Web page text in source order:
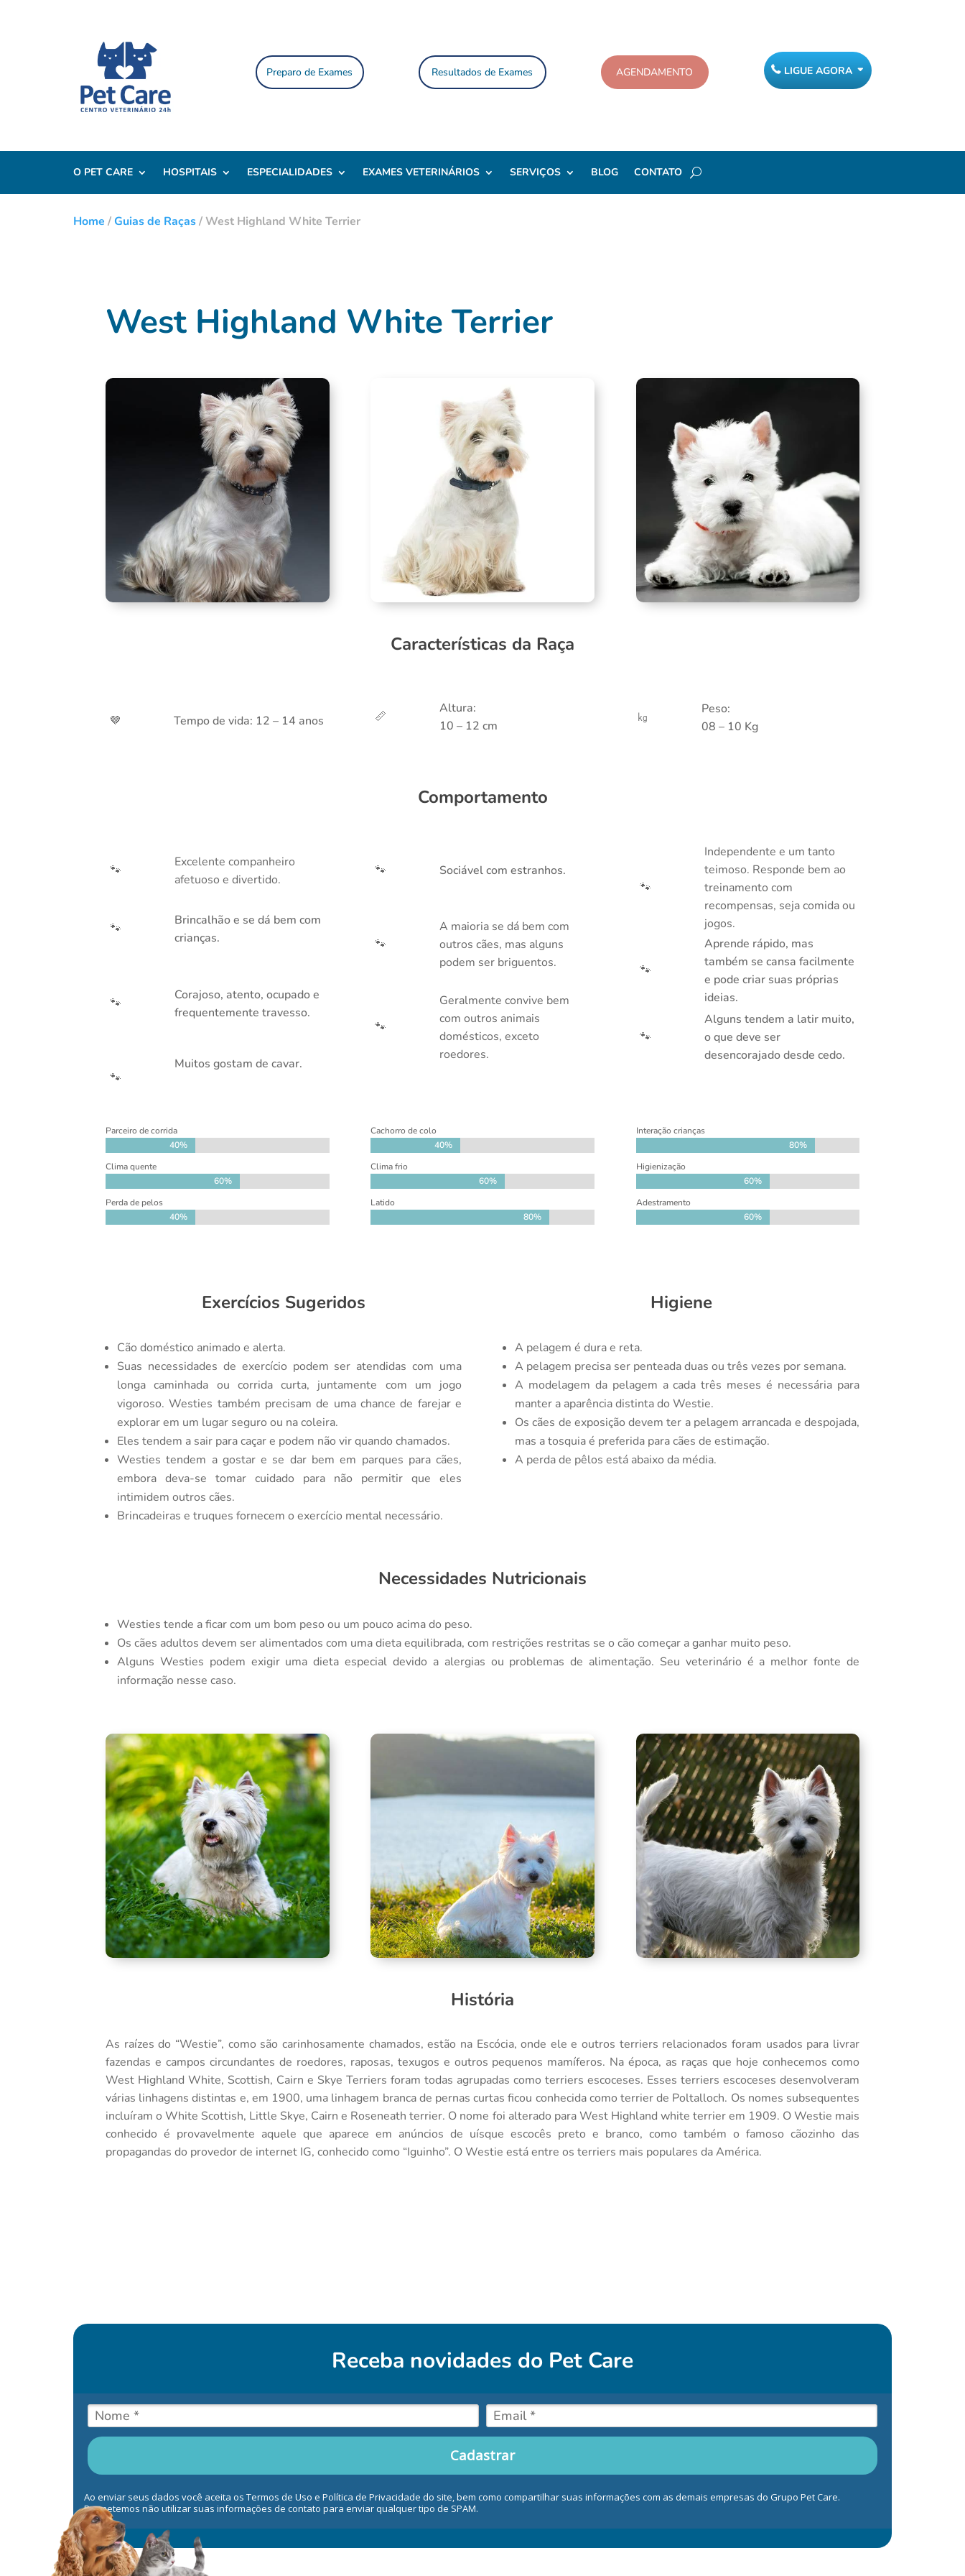
Preparo de Exames Resultados de Exames AGENDAMENTO LIGUE AGORA
O PET CARE HOSPITAIS ESPECIALIDADES EXAMES VETERINÁRIOS SERVIÇOS BLOG CONTATO
Home /Guias de Raças/ West Highland White Terrier
West Highland White Terrier
Características da Raça
🤎 Tempo de vida: 12 – 14 anos 📏
Altura:
10 – 12 cm
㎏
Peso:
08 – 10 Kg
Comportamento
🐾
Excelente companheiro
afetuoso e divertido.
🐾
Brincalhão e se dá bem com
crianças.
🐾
Corajoso, atento, ocupado e
frequentemente travesso.
🐾
Muitos gostam de cavar.
🐾 Sociável com estranhos.
🐾
A maioria se dá bem com
outros cães, mas alguns
podem ser briguentos.
🐾
Geralmente convive bem
com outros animais
domésticos, exceto
roedores.
🐾
Independente e um tanto
teimoso. Responde bem ao
treinamento com
recompensas, seja comida ou
jogos.
🐾
Aprende rápido, mas
também se cansa facilmente
e pode criar suas próprias
ideias.
🐾
Alguns tendem a latir muito,
o que deve ser
desencorajado desde cedo.
Parceiro de corrida
40%
40%
Clima quente
60%
60%
Perda de pelos
40%
40%
Cachorro de colo
40%
40%
Clima frio
60%
60%
Latido
80%
80%
Interação crianças
80%
80%
Higienização
60%
60%
Adestramento
60%
60%
Exercícios Sugeridos
Cão doméstico animado e alerta.
Suas necessidades de exercício podem ser atendidas com uma
longa caminhada ou corrida curta, juntamente com um jogo
vigoroso. Westies também precisam de uma chance de farejar e
explorar em um lugar seguro ou na coleira.
Eles tendem a sair para caçar e podem não vir quando chamados.
Westies tendem a gostar e se dar bem em parques para cães,
embora deva-se tomar cuidado para não permitir que eles
intimidem outros cães.
Brincadeiras e truques fornecem o exercício mental necessário.
Higiene
A pelagem é dura e reta.
A pelagem precisa ser penteada duas ou três vezes por semana.
A modelagem da pelagem a cada três meses é necessária para
manter a aparência distinta do Westie.
Os cães de exposição devem ter a pelagem arrancada e despojada,
mas a tosquia é preferida para cães de estimação.
A perda de pêlos está abaixo da média.
Necessidades Nutricionais
Westies tende a ficar com um bom peso ou um pouco acima do peso.
Os cães adultos devem ser alimentados com uma dieta equilibrada, com restrições restritas se o cão começar a ganhar muito peso.
Alguns Westies podem exigir uma dieta especial devido a alergias ou problemas de alimentação. Seu veterinário é a melhor fonte de
informação nesse caso.
História
As raízes do “Westie”, como são carinhosamente chamados, estão na Escócia, onde ele e outros terriers relacionados foram usados ​​para livrar
fazendas e campos circundantes de roedores, raposas, texugos e outros pequenos mamíferos. Na época, as raças que hoje conhecemos como
West Highland White, Scottish, Cairn e Skye Terriers foram todas agrupadas como terriers escoceses. Esses terriers escoceses desenvolveram
várias linhagens distintas e, em 1900, uma linhagem branca de pernas curtas ficou conhecida como terrier de Poltalloch. Os nomes subsequentes
incluíram o White Scottish, Little Skye, Cairn e Roseneath terrier. O nome foi alterado para West Highland white terrier em 1909. O Westie mais
conhecido é provavelmente aquele que aparece em anúncios de uísque escocês preto e branco, como também o famoso cãozinho das
propagandas do provedor de internet IG, conhecido como “Iguinho”. O Westie está entre os terriers mais populares da América.
Receba novidades do Pet Care
Cadastrar
Ao enviar seus dados você aceita os Termos de Uso e Política de Privacidade do site, bem como compartilhar suas informações com as demais empresas do Grupo Pet Care.
Prometemos não utilizar suas informações de contato para enviar qualquer tipo de SPAM.